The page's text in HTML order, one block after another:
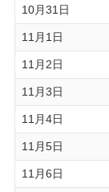
10月31日
11月1日
11月2日
11月3日
11月4日
11月5日
11月6日